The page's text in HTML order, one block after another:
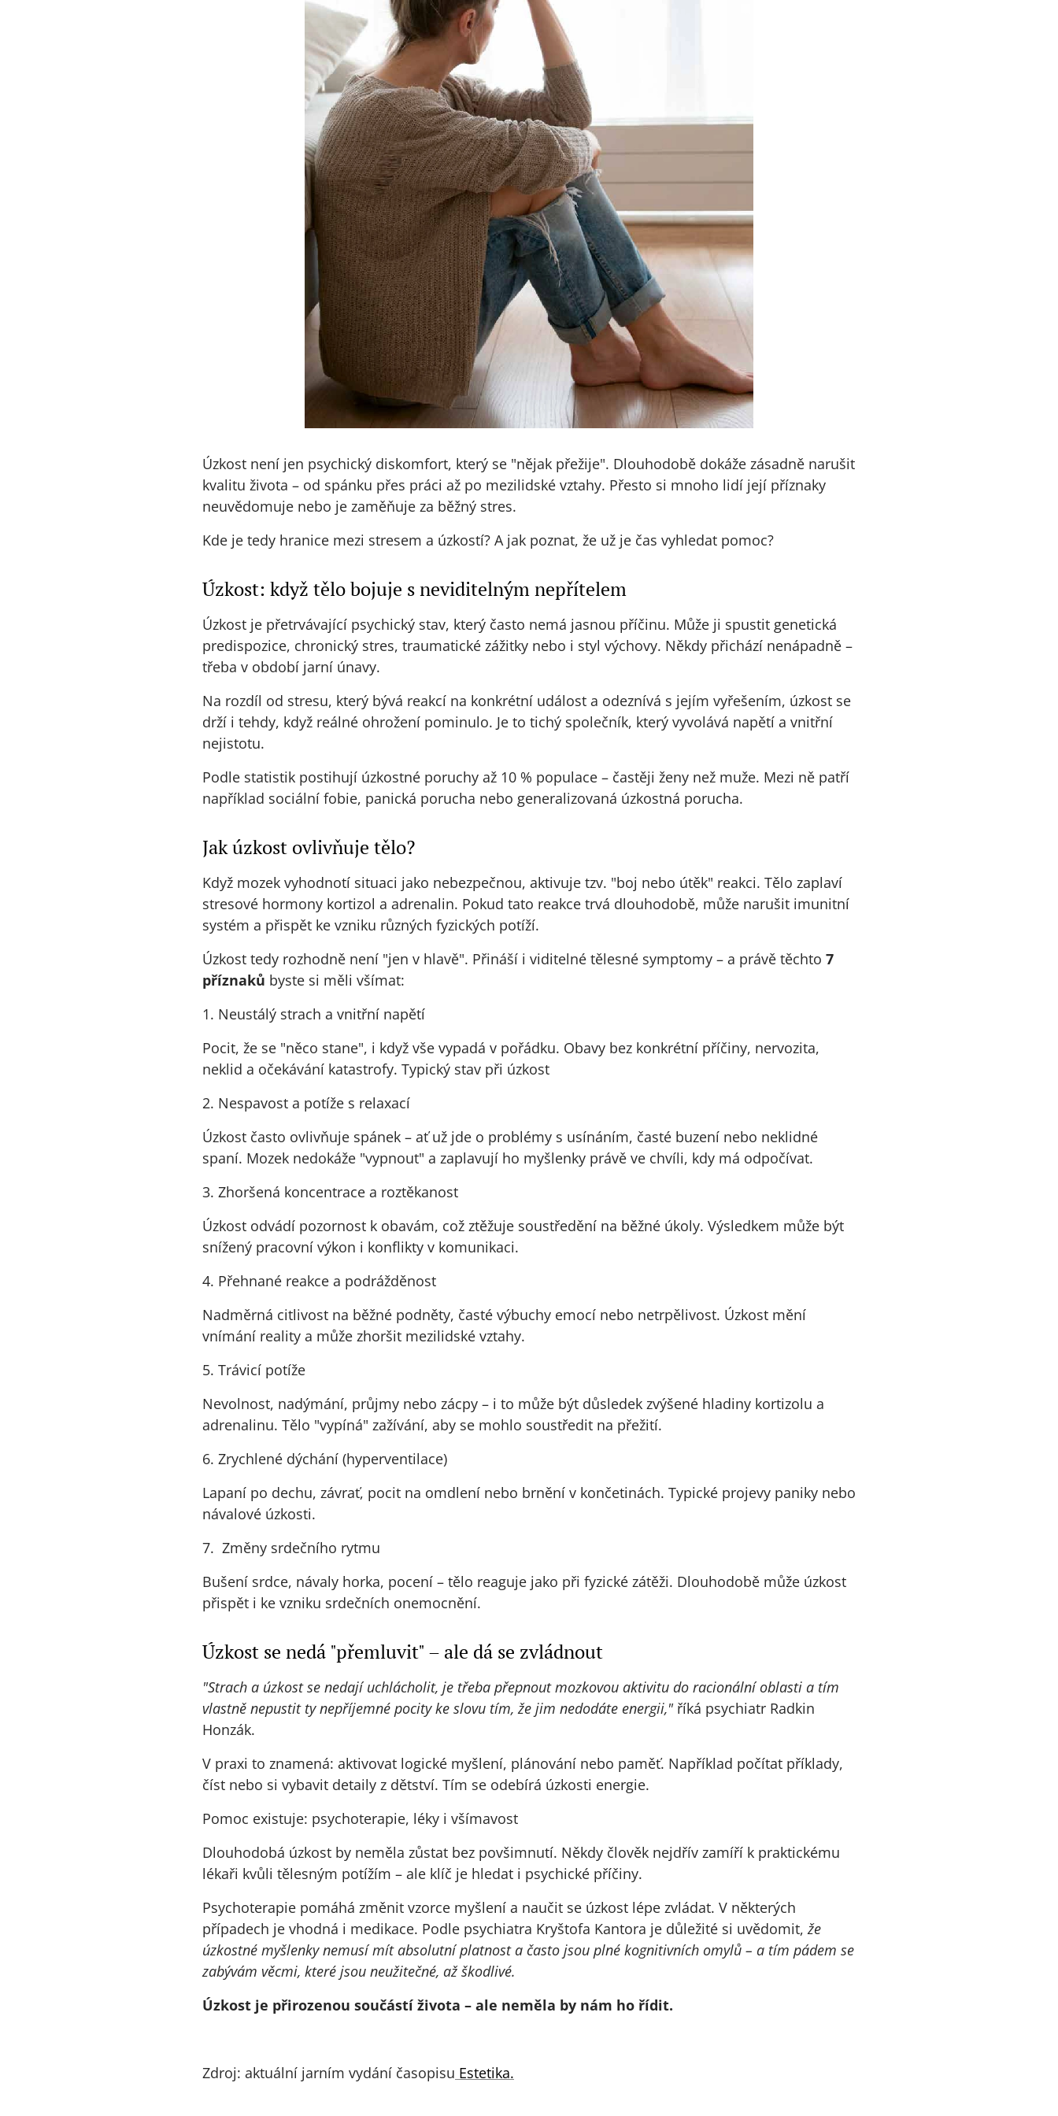
Úzkost není jen psychický diskomfort, který se "nějak přežije". Dlouhodobě dokáže zásadně narušit
kvalitu života – od spánku přes práci až po mezilidské vztahy. Přesto si mnoho lidí její příznaky
neuvědomuje nebo je zaměňuje za běžný stres.
Kde je tedy hranice mezi stresem a úzkostí? A jak poznat, že už je čas vyhledat pomoc?
Úzkost: když tělo bojuje s neviditelným nepřítelem
Úzkost je přetrvávající psychický stav, který často nemá jasnou příčinu. Může ji spustit genetická
predispozice, chronický stres, traumatické zážitky nebo i styl výchovy. Někdy přichází nenápadně –
třeba v období jarní únavy.
Na rozdíl od stresu, který bývá reakcí na konkrétní událost a odeznívá s jejím vyřešením, úzkost se
drží i tehdy, když reálné ohrožení pominulo. Je to tichý společník, který vyvolává napětí a vnitřní
nejistotu.
Podle statistik postihují úzkostné poruchy až 10 % populace – častěji ženy než muže. Mezi ně patří
například sociální fobie, panická porucha nebo generalizovaná úzkostná porucha.
Jak úzkost ovlivňuje tělo?
Když mozek vyhodnotí situaci jako nebezpečnou, aktivuje tzv. "boj nebo útěk" reakci. Tělo zaplaví
stresové hormony kortizol a adrenalin. Pokud tato reakce trvá dlouhodobě, může narušit imunitní
systém a přispět ke vzniku různých fyzických potíží.
Úzkost tedy rozhodně není "jen v hlavě". Přináší i viditelné tělesné symptomy – a právě těchto 7
příznaků byste si měli všímat:
1. Neustálý strach a vnitřní napětí
Pocit, že se "něco stane", i když vše vypadá v pořádku. Obavy bez konkrétní příčiny, nervozita,
neklid a očekávání katastrofy. Typický stav při úzkost
2. Nespavost a potíže s relaxací
Úzkost často ovlivňuje spánek – ať už jde o problémy s usínáním, časté buzení nebo neklidné
spaní. Mozek nedokáže "vypnout" a zaplavují ho myšlenky právě ve chvíli, kdy má odpočívat.
3. Zhoršená koncentrace a roztěkanost
Úzkost odvádí pozornost k obavám, což ztěžuje soustředění na běžné úkoly. Výsledkem může být
snížený pracovní výkon i konflikty v komunikaci.
4. Přehnané reakce a podrážděnost
Nadměrná citlivost na běžné podněty, časté výbuchy emocí nebo netrpělivost. Úzkost mění
vnímání reality a může zhoršit mezilidské vztahy.
5. Trávicí potíže
Nevolnost, nadýmání, průjmy nebo zácpy – i to může být důsledek zvýšené hladiny kortizolu a
adrenalinu. Tělo "vypíná" zažívání, aby se mohlo soustředit na přežití.
6. Zrychlené dýchání (hyperventilace)
Lapaní po dechu, závrať, pocit na omdlení nebo brnění v končetinách. Typické projevy paniky nebo
návalové úzkosti.
7. Změny srdečního rytmu
Bušení srdce, návaly horka, pocení – tělo reaguje jako při fyzické zátěži. Dlouhodobě může úzkost
přispět i ke vzniku srdečních onemocnění.
Úzkost se nedá "přemluvit" – ale dá se zvládnout
"Strach a úzkost se nedají uchlácholit, je třeba přepnout mozkovou aktivitu do racionální oblasti a tím
vlastně nepustit ty nepříjemné pocity ke slovu tím, že jim nedodáte energii,"říká psychiatr Radkin
Honzák.
V praxi to znamená: aktivovat logické myšlení, plánování nebo paměť. Například počítat příklady,
číst nebo si vybavit detaily z dětství. Tím se odebírá úzkosti energie.
Pomoc existuje: psychoterapie, léky i všímavost
Dlouhodobá úzkost by neměla zůstat bez povšimnutí. Někdy člověk nejdřív zamíří k praktickému
lékaři kvůli tělesným potížím – ale klíč je hledat i psychické příčiny.
Psychoterapie pomáhá změnit vzorce myšlení a naučit se úzkost lépe zvládat. V některých
případech je vhodná i medikace. Podle psychiatra Kryštofa Kantora je důležité si uvědomit,že
úzkostné myšlenky nemusí mít absolutní platnost a často jsou plné kognitivních omylů – a tím pádem se
zabývám věcmi, které jsou neužitečné, až škodlivé.
Úzkost je přirozenou součástí života – ale neměla by nám ho řídit.
Zdroj: aktuální jarním vydání časopisu Estetika.